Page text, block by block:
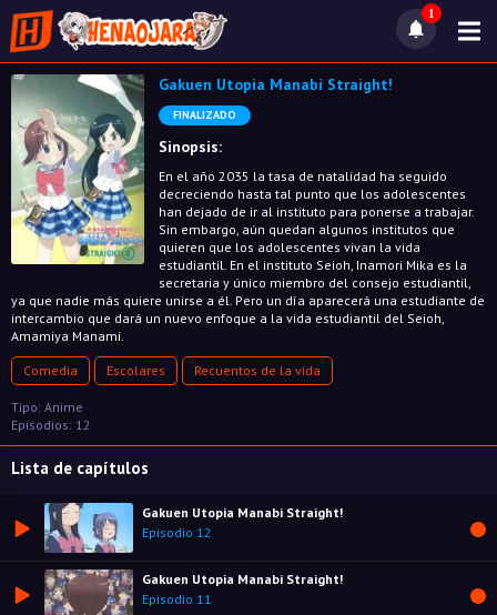
1
Gakuen Utopia Manabi Straight!
FINALIZADO
Sinopsis:
En el año 2035 la tasa de natalidad ha seguido
decreciendo hasta tal punto que los adolescentes
han dejado de ir al instituto para ponerse a trabajar.
Sin embargo, aún quedan algunos institutos que
quieren que los adolescentes vivan la vida
estudiantil. En el instituto Seioh, Inamori Mika es la
secretaria y único miembro del consejo estudiantil,
ya que nadie más quiere unirse a él. Pero un día aparecerá una estudiante de
intercambio que dará un nuevo enfoque a la vida estudiantil del Seioh,
Amamiya Manami.
Comedia Escolares Recuentos de la vida
Tipo: Anime
Episodios: 12
Lista de capítulos
Gakuen Utopia Manabi Straight!
Episodio 12
Gakuen Utopia Manabi Straight!
Episodio 11